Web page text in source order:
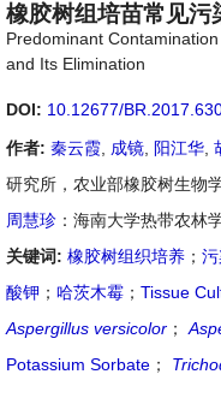
橡胶树组培苗常见污
Predominant
and Its Elimination
DOI: 10.12677/
作者: 秦云霞 成镜 阳江华
研究所，农业部橡胶树生物
周慧珍 ：海南大学热带农林
关键词: 橡胶树组织培养 ；
酸钾 ； 哈茨木霉 ； Tissue
Aspergillus versicolor ；
Potassium Sorbate ；